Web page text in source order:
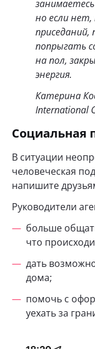
но если
попрыгать
на пол,
энергия.
Катерина
International
Социальная
В ситуации
человеческая
напишите
Руководители
больше
что
дать
дома;
помочь с
уехать за